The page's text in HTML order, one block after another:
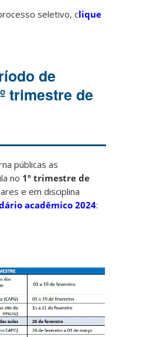
seletivo, clique
de
trimestre de
públicas as
no 1º trimestre de
e em disciplina
acadêmico 2024: